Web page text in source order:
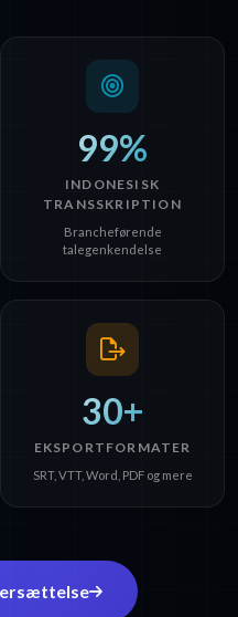
99%
INDONESISK
TRANSSKRIPTION
Brancheførende
talegenkendelse
30+
EKSPORTFORMATER
SRT, VTT, Word, PDF og mere